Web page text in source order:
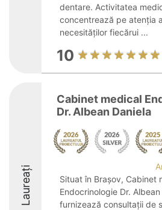
dentare. Activitatea
concentrează pe atenția
necesităților fiecărui ...
10
Laureați
Cabinet medical
Dr. Albean Daniela
Situat în Brașov, Cabinet
Endocrinologie Dr. Albean
furnizează consultații de